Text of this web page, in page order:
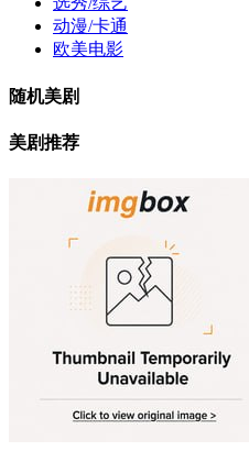
动漫/卡通
欧美电影
随机美剧
美剧推荐